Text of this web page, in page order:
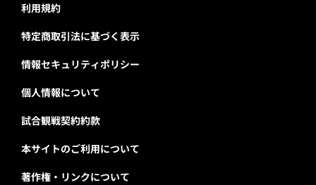
利用規約
特定商取引法に基づく表示
情報セキュリティポリシー
個人情報について
試合観戦契約約款
本サイトのご利用について
著作権・リンクについて